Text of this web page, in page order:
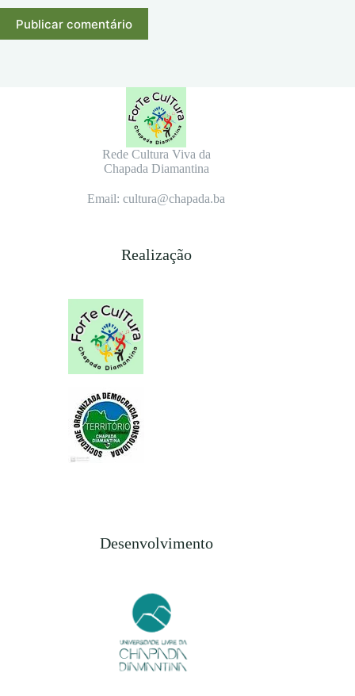
Publicar comentário
Rede Cultura Viva da
Chapada Diamantina
Email: cultura@chapada.ba
Realização
Desenvolvimento